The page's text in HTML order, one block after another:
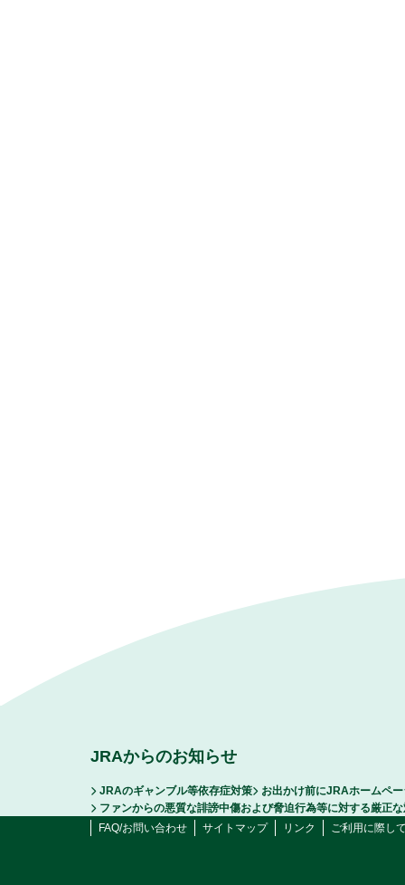
JRAからのお知らせ
JRAのギャンブル等依存症対策
お出かけ前にJRAホームペ
ファンからの悪質な誹謗中傷および脅迫行為等に対する厳正
FAQ/お問い合わせ
サイトマップ リンク ご利用に際し